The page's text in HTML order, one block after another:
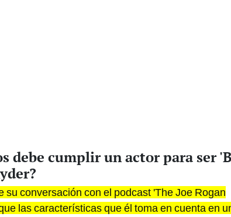
debe cumplir un actor para ser
su conversación con el podcast 'The Joe Rogan
las características que él toma en cuenta en